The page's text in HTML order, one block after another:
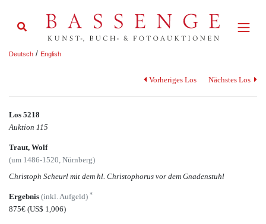
Deutsch / English
Vorheriges Los Nächstes Los
Los 5218
Auktion 115
Traut, Wolf
(um 1486-1520, Nürnberg)
Christoph Scheurl mit dem hl. Christophorus vor dem Gnadenstuhl
Ergebnis (inkl. Aufgeld) *
875€ (US$ 1,006)